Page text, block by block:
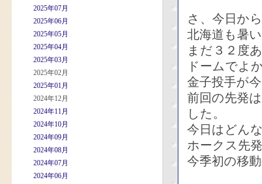
2025年07月
2025年06月
2025年05月
2025年04月
2025年03月
2025年02月
2025年01月
2024年12月
2024年11月
2024年10月
2024年09月
2024年08月
2024年07月
2024年06月
さ、今日か
北海道も暑
まだ３２度
ドームでよ
金子投手が
前回の先発
した。
今日はどん
ホークス先
今季初の移